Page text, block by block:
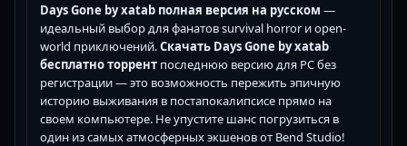
Days Gone by xatab полная версия на русском —
идеальный выбор для фанатов survival horror и open-
world приключений.Скачать Days Gone by xatab
бесплатно торрент последнюю версию для PC без
регистрации — это возможность пережить эпичную
историю выживания в постапокалипсисе прямо на
своем компьютере. Не упустите шанс погрузиться в
один из самых атмосферных экшенов от Bend Studio!